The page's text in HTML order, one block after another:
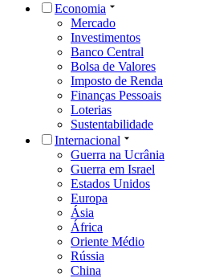
Economia
Mercado
Investimentos
Banco Central
Bolsa de Valores
Imposto de Renda
Finanças Pessoais
Loterias
Sustentabilidade
Internacional
Guerra na Ucrânia
Guerra em Israel
Estados Unidos
Europa
Ásia
África
Oriente Médio
Rússia
China